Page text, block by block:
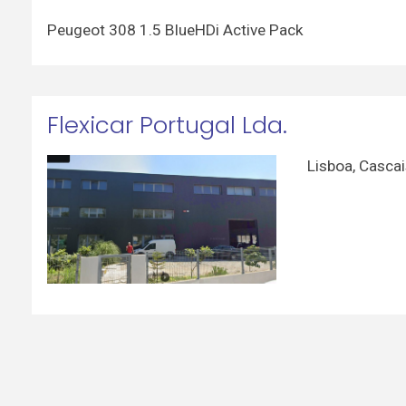
Peugeot 308 1.5 BlueHDi Active Pack
Flexicar Portugal Lda.
Lisboa,